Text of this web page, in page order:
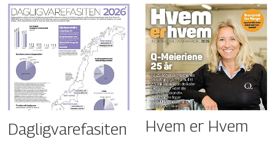
Dagligvarefasiten Hvem er Hvem